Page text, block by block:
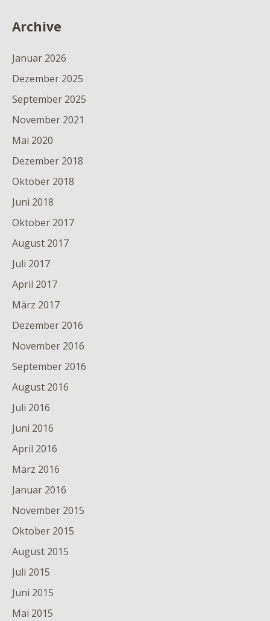
Archive
Januar 2026
Dezember 2025
September 2025
November 2021
Mai 2020
Dezember 2018
Oktober 2018
Juni 2018
Oktober 2017
August 2017
Juli 2017
April 2017
März 2017
Dezember 2016
November 2016
September 2016
August 2016
Juli 2016
Juni 2016
April 2016
März 2016
Januar 2016
November 2015
Oktober 2015
August 2015
Juli 2015
Juni 2015
Mai 2015